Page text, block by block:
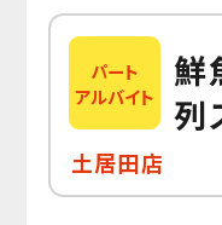
鮮
列
土居田店
パート
アルバイト